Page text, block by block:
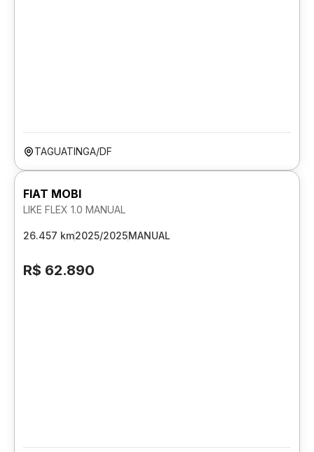
TAGUATINGA/DF
FIAT MOBI
LIKE FLEX 1.0 MANUAL
26.457 km2025/2025MANUAL
R$ 62.890